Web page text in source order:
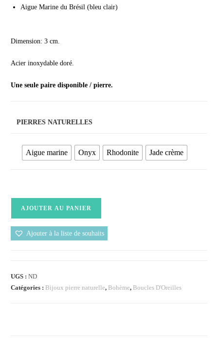
Aigue Marine du Brésil (bleu clair)
Dimension: 3 cm.
Acier inoxydable doré.
Une seule paire disponible / pierre.
PIERRES NATURELLES
Aigue marine Onyx Rhodonite Jade crème
AJOUTER AU PANIER
Ajouter à la liste de souhaits
UGS :ND
Catégories : Bijoux pierre naturelle, Bohème, Boucles D'Oreilles